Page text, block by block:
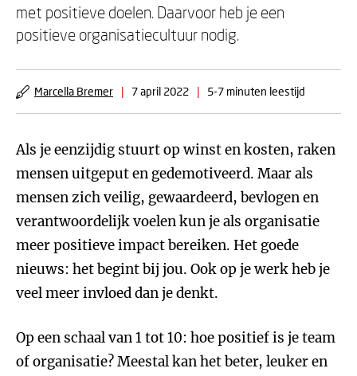
met positieve doelen. Daarvoor heb je een
positieve organisatiecultuur nodig.
Marcella Bremer | 7 april 2022 | 5-7 minuten leestijd
Als je eenzijdig stuurt op winst en kosten, raken
mensen uitgeput en gedemotiveerd. Maar als
mensen zich veilig, gewaardeerd, bevlogen en
verantwoordelijk voelen kun je als organisatie
meer positieve impact bereiken. Het goede
nieuws: het begint bij jou. Ook op je werk heb je
veel meer invloed dan je denkt.
Op een schaal van 1 tot 10: hoe positief is je team
of organisatie? Meestal kan het beter, leuker en